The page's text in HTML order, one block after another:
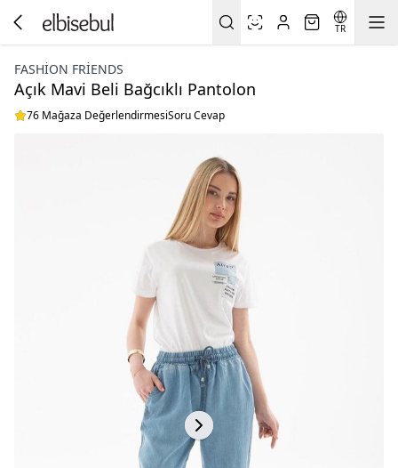
TR
FASHION FRIENDS
Açık Mavi Beli Bağcıklı Pantolon
76 Mağaza DeğerlendirmesiSoru Cevap